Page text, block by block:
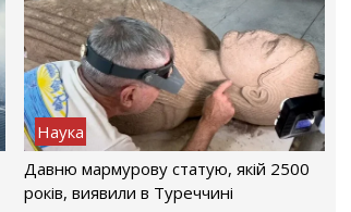
Наука
Давню мармурову статую, якій 2500
років, виявили в Туреччині